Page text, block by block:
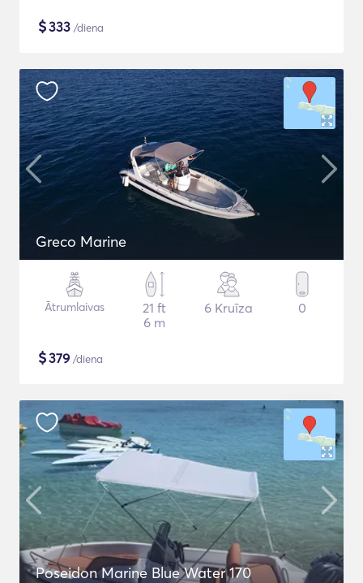
$333 /diena
Greco Marine
Ātrumlaivas
21 ft
6 m
6 Kruīza 0
$379 /diena
Poseidon Marine Blue Water 170